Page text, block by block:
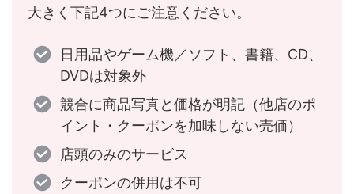
大きく下記4つにご注意ください。
日用品やゲーム機／ソフト、書籍、CD、
DVDは対象外
競合に商品写真と価格が明記（他店のポ
イント・クーポンを加味しない売価）
店頭のみのサービス
クーポンの併用は不可